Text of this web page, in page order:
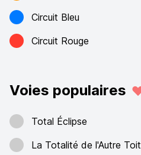
Circuit Bleu
Circuit Rouge
Voies populaires
Total Éclipse
La Totalité de l'Autre Toit